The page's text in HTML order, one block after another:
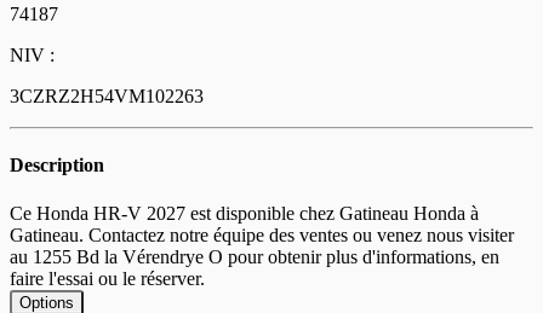
74187
NIV :
3CZRZ2H54VM102263
Description
Ce Honda HR-V 2027 est disponible chez Gatineau Honda à
Gatineau. Contactez notre équipe des ventes ou venez nous visiter
au 1255 Bd la Vérendrye O pour obtenir plus d'informations, en
faire l'essai ou le réserver.
Options